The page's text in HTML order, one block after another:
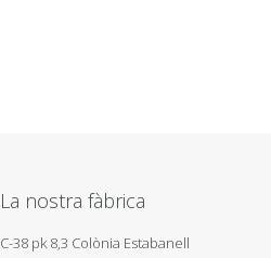
La nostra fàbrica
C-38 pk 8,3 Colònia Estabanell